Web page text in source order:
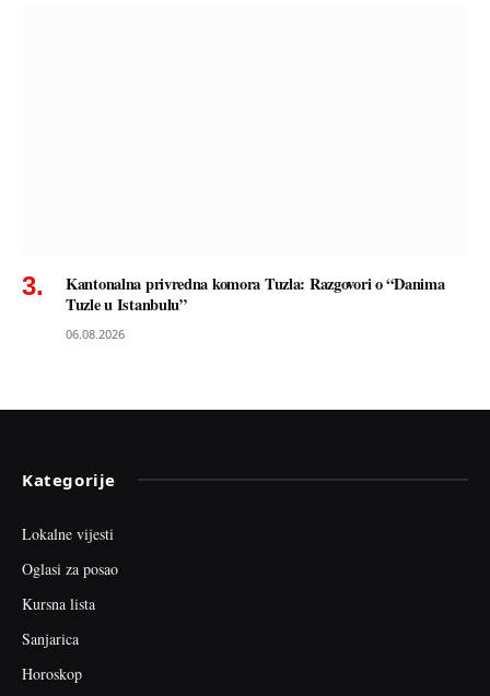
Kantonalna privredna komora Tuzla: Razgovori o “Danima
Tuzle u Istanbulu”
06.08.2026
Kategorije
Lokalne vijesti
Oglasi za posao
Kursna lista
Sanjarica
Horoskop